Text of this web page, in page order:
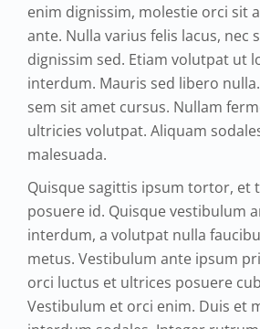
enim dignissim, molestie orci sit
ante. Nulla varius felis lacus, nec
dignissim sed. Etiam volutpat ut
interdum. Mauris sed libero
sem sit amet cursus. Nullam
ultricies volutpat. Aliquam
malesuada.
Quisque sagittis ipsum tortor, et
posuere id. Quisque vestibulum
interdum, a volutpat nulla
metus. Vestibulum ante ipsum
orci luctus et ultrices posuere
Vestibulum et orci enim. Duis et